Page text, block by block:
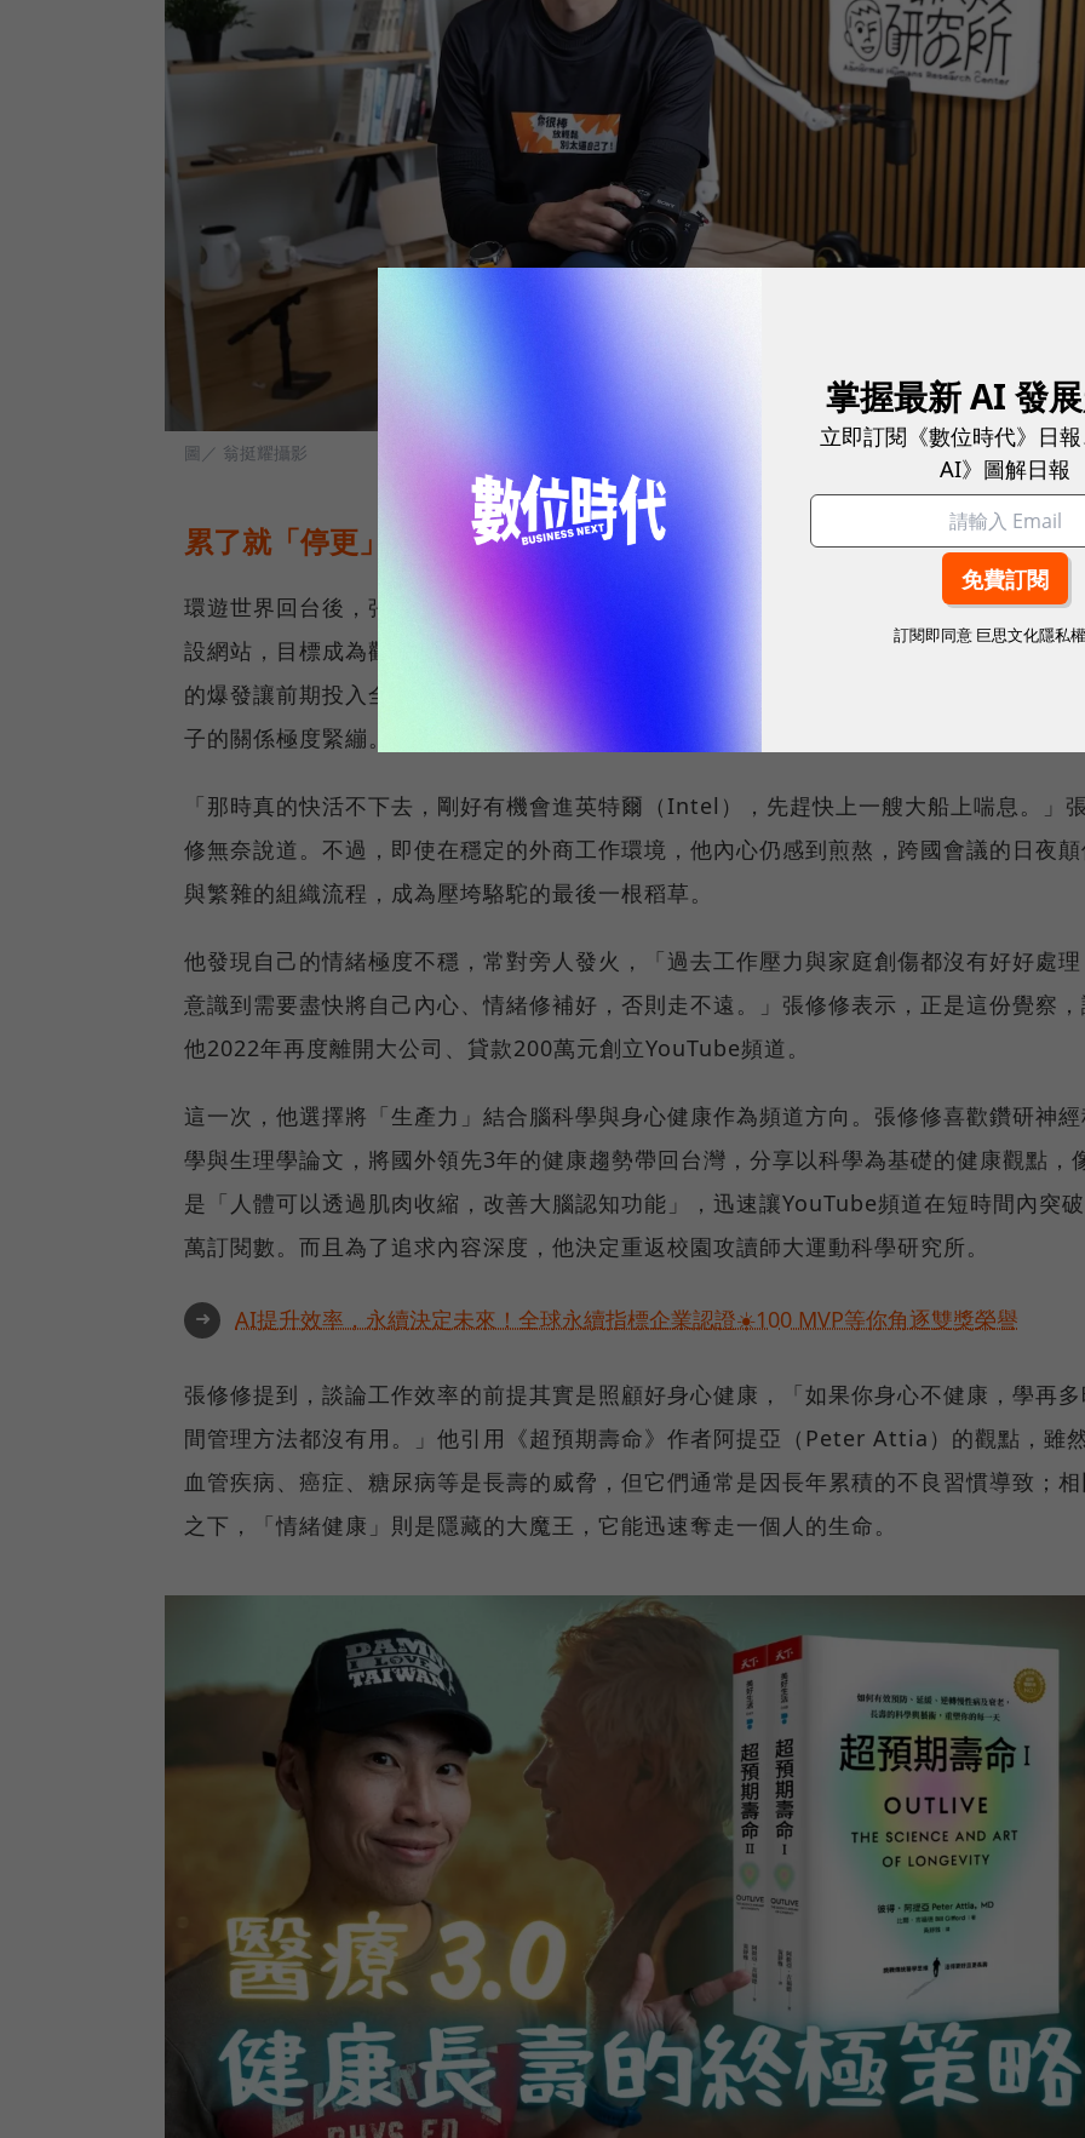
圖／ 翁挺耀攝影
累了就「停更」！情緒是無聲殺手
環遊世界回台後，張修修用剩餘積蓄創業，開始推廣台灣自行車旅行，自學拍攝、剪輯
設網站，目標成為觀光局的看板人物。眼看計畫即將水到渠成，命運卻給他沉重一擊，
的爆發讓前期投入全部白費，千萬資產近乎歸零，加上父親被診斷罹癌，多重打擊使他
子的關係極度緊繃。撲面而來的經濟壓力，在疫情期間將他推向人生低谷。
「那時真的快活不下去，剛好有機會進英特爾（Intel），先趕快上一艘大船上喘息。」
修無奈說道。不過，即使在穩定的外商工作環境，他內心仍感到煎熬，跨國會議的日夜
與繁雜的組織流程，成為壓垮駱駝的最後一根稻草。
他發現自己的情緒極度不穩，常對旁人發火，「過去工作壓力與家庭創傷都沒有好好處
意識到需要盡快將自己內心、情緒修補好，否則走不遠。」張修修表示，正是這份覺察
他2022年再度離開大公司、貸款200萬元創立YouTube頻道。
這一次，他選擇將「生產力」結合腦科學與身心健康作為頻道方向。張修修喜歡鑽研神
學與生理學論文，將國外領先3年的健康趨勢帶回台灣，分享以科學為基礎的健康觀點，
是「人體可以透過肌肉收縮，改善大腦認知功能」，迅速讓YouTube頻道在短時間內突
萬訂閱數。而且為了追求內容深度，他決定重返校園攻讀師大運動科學研究所。
➜ AI提升效率，永續決定未來！全球永續指標企業認證☀️100 MVP等你角逐雙獎榮譽
張修修提到，談論工作效率的前提其實是照顧好身心健康，「如果你身心不健康，學再
間管理方法都沒有用。」他引用《超預期壽命》作者阿提亞（Peter Attia）的觀點，雖
血管疾病、癌症、糖尿病等是長壽的威脅，但它們通常是因長年累積的不良習慣導致；
之下，「情緒健康」則是隱藏的大魔王，它能迅速奪走一個人的生命。
掌握最新 AI 發
立即訂閱《數位時代》日
AI》圖解日報
訂閱即同意 巨思文化隱私